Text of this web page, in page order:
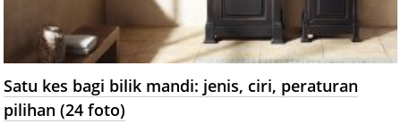
Satu kes bagi bilik mandi: jenis, ciri, peraturan
pilihan (24 foto)